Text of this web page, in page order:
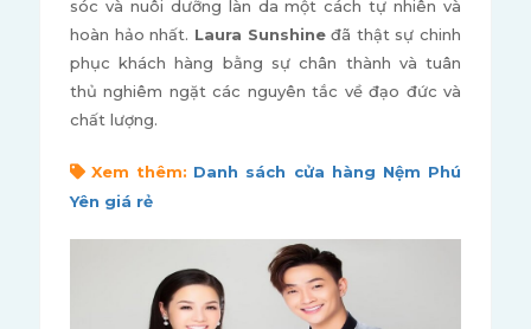
sóc và nuôi dưỡng làn da một cách tự nhiên và
hoàn hảo nhất. Laura Sunshineđã thật sự chinh
phục khách hàng bằng sự chân thành và tuân
thủ nghiêm ngặt các nguyên tắc về đạo đức và
chất lượng.
Xem thêm: Danh sách cửa hàng Nệm Phú
Yên giá rẻ